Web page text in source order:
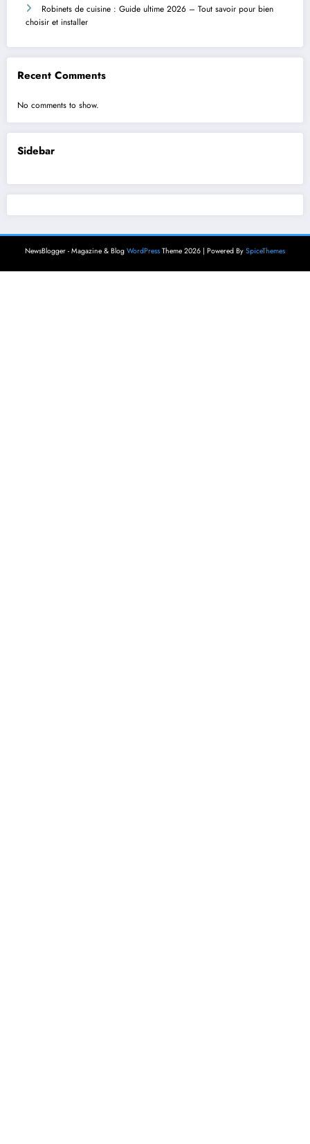
Robinets de cuisine : Guide ultime 2026 – Tout savoir pour bien
choisir et installer
Recent Comments
No comments to show.
Sidebar
NewsBlogger - Magazine & Blog WordPress Theme 2026 | Powered By SpiceThemes